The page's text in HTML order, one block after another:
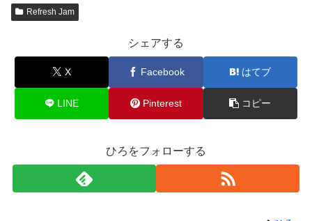
Refresh Jam
シェアする
X Facebook はてブ
LINE Pinterest コピー
ひろをフォローする